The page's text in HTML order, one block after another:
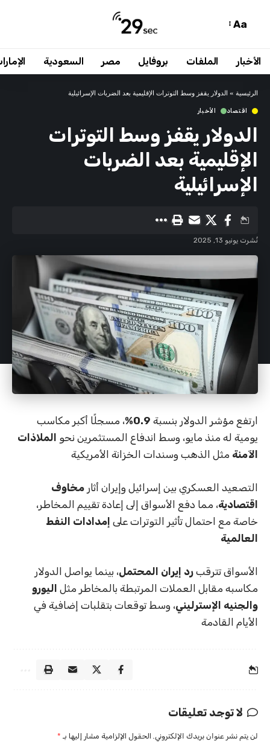
Aa
الأخبار الملفات بروفايل مصر السعودية
الرئيسية » الدولار يقفز وسط التوترات الإقليمية بعد الضربات الإسرائيلية
اقتصاد الأخبار
الدولار يقفز وسط التوترات
الإقليمية بعد الضربات
الإسرائيلية
نُشرت يونيو 13, 2025
ارتفع مؤشر الدولار بنسبة 0.9%
، مسجلًا أكبر مكاسب
يومية له منذ مايو، وسط اندفاع المستثمرين نحو الملاذات
الآمنة مثل الذهب وسندات الخزانة الأمريكية
التصعيد العسكري بين إسرائيل وإيران أثار مخاوف
اقتصادية، مما دفع الأسواق إلى إعادة تقييم المخاطر،
خاصة مع احتمال تأثير التوترات على إمدادات النفط
العالمية
الأسواق تترقب رد إيران المحتمل، بينما يواصل الدولار
مكاسبه مقابل العملات المرتبطة بالمخاطر مثل اليورو
والجنيه الإسترليني، وسط توقعات بتقلبات إضافية في
الأيام القادمة
لا توجد تعليقات
لن يتم نشر عنوان بريدك الإلكتروني. الحقول الإلزامية مشار إليها بـ *